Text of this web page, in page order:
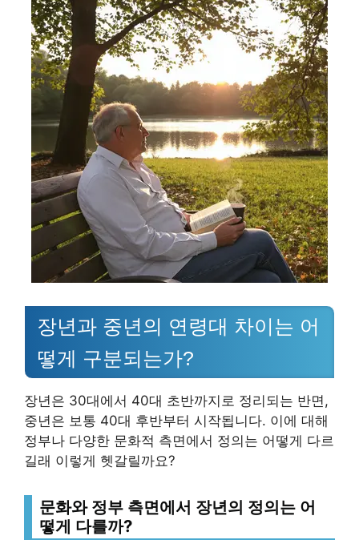
장년과 중년의 연령대 차이는 어
떻게 구분되는가?
장년은 30대에서 40대 초반까지로 정리되는 반면,
중년은 보통 40대 후반부터 시작됩니다. 이에 대해
정부나 다양한 문화적 측면에서 정의는 어떻게 다르
길래 이렇게 헷갈릴까요?
문화와 정부 측면에서 장년의 정의는 어
떻게 다를까?